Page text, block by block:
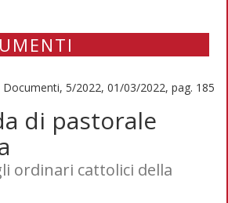
Documenti, 5/2022, 01/03/2022, pag. 185
di pastorale
ordinari cattolici della